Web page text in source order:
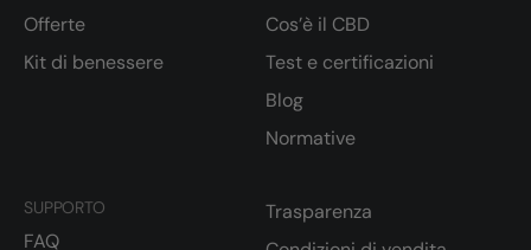
Offerte
Kit di benessere
Cos’è il CBD
Test e certificazioni
Blog
Normative
SUPPORTO
FAQ
Trasparenza